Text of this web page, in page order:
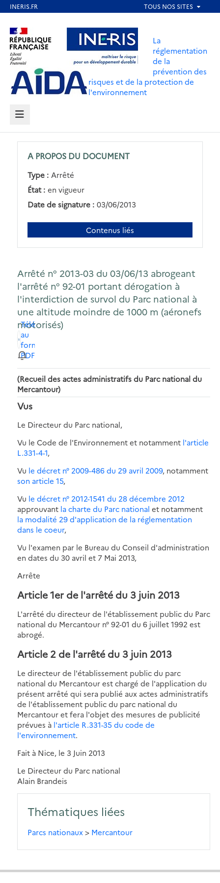
contenu
principal
Aller au contenu Aller au menu
Aller au pied de page
La
réglementation
de la
prévention des
risques et de la protection de
l'environnement
MENU
A PROPOS DU DOCUMENT
Type : Arrêté
État : en vigueur
Date de signature : 03/06/2013
Contenus liés
Arrêté n° 2013-03 du 03/06/13 abrogeant
l'arrêté n° 92-01 portant dérogation à
l'interdiction de survol du Parc national à
une altitude moindre de 1000 m (aéronefs
motorisés)
Télécharger
au
format
PDF
(Recueil des actes administratifs du Parc national du
Mercantour)
Vus
Le Directeur du Parc national,
Vu le Code de l'Environnement et notamment l'article
L.331-4-1,
Vu le décret n° 2009-486 du 29 avril 2009, notamment
son article 15,
Vu le décret n° 2012-1541 du 28 décembre 2012
approuvant la charte du Parc national et notamment
la modalité 29 d'application de la réglementation
dans le coeur,
Vu l'examen par le Bureau du Conseil d'administration
en dates du 30 avril et 7 Mai 2013,
Arrête
Article 1er de l'arrêté du 3 juin 2013
L'arrêté du directeur de l'établissement public du Parc
national du Mercantour n° 92-01 du 6 juillet 1992 est
abrogé.
Article 2 de l'arrêté du 3 juin 2013
Le directeur de l'établissement public du parc
national du Mercantour est chargé de l'application du
présent arrêté qui sera publié aux actes administratifs
de l'établissement public du parc national du
Mercantour et fera l'objet des mesures de publicité
prévues à l'article R.331-35 du code de
l'environnement.
Fait à Nice, le 3 Juin 2013
Le Directeur du Parc national
Alain Brandeis
Thématiques liées
Parcs nationaux> Mercantour